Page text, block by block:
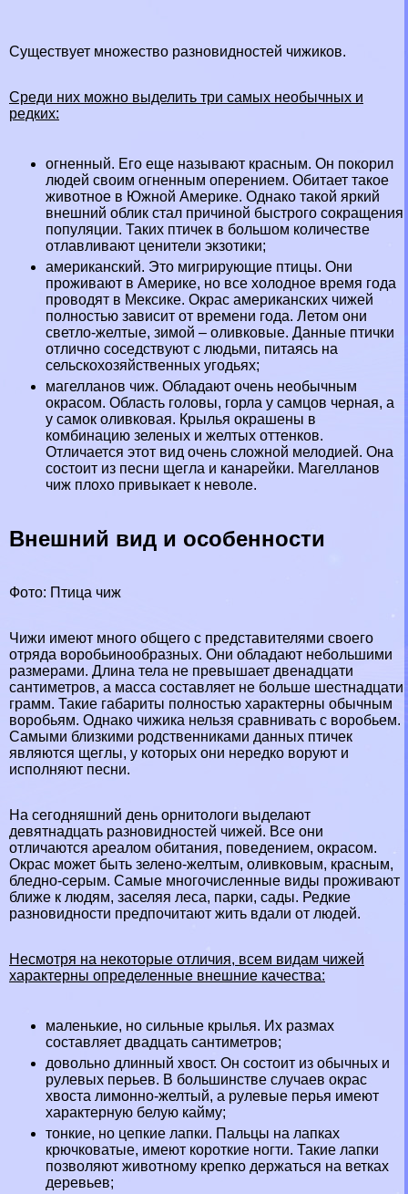
Существует множество разновидностей чижиков.
Среди них можно выделить три самых необычных и
редких:
огненный. Его еще называют красным. Он покорил
людей своим огненным оперением. Обитает такое
животное в Южной Америке. Однако такой яркий
внешний облик стал причиной быстрого сокращения
популяции. Таких птичек в большом количестве
отлавливают ценители экзотики;
американский. Это мигрирующие птицы. Они
проживают в Америке, но все холодное время года
проводят в Мексике. Окрас американских чижей
полностью зависит от времени года. Летом они
светло-желтые, зимой – оливковые. Данные птички
отлично соседствуют с людьми, питаясь на
сельскохозяйственных угодьях;
магелланов чиж. Обладают очень необычным
окрасом. Область головы, горла у самцов черная, а
у самок оливковая. Крылья окрашены в
комбинацию зеленых и желтых оттенков.
Отличается этот вид очень сложной мелодией. Она
состоит из песни щегла и канарейки. Магелланов
чиж плохо привыкает к неволе.
Внешний вид и особенности
Фото: Птица чиж
Чижи имеют много общего с представителями своего
отряда воробьинообразных. Они обладают небольшими
размерами. Длина тела не превышает двенадцати
сантиметров, а масса составляет не больше шестнадцати
грамм. Такие габариты полностью хаpaктерны обычным
воробьям. Однако чижика нельзя сравнивать с воробьем.
Самыми близкими родственниками данных птичек
являются щеглы, у которых они нередко воруют и
исполняют песни.
На сегодняшний день орнитологи выделают
девятнадцать разновидностей чижей. Все они
отличаются ареалом обитания, поведением, окрасом.
Окрас может быть зелено-желтым, оливковым, красным,
бледно-серым. Самые многочисленные виды проживают
ближе к людям, заселяя леса, парки, сады. Редкие
разновидности предпочитают жить вдали от людей.
Несмотря на некоторые отличия, всем видам чижей
хаpaктерны определенные внешние качества:
маленькие, но сильные крылья. Их размах
составляет двадцать сантиметров;
довольно длинный хвост. Он состоит из обычных и
рулевых перьев. В большинстве случаев окрас
хвоста лимонно-желтый, а рулевые перья имеют
хаpaктерную белую кайму;
тонкие, но цепкие лапки. Пальцы на лапках
крючковатые, имеют короткие ногти. Такие лапки
позволяют животному крепко держаться на ветках
деревьев;